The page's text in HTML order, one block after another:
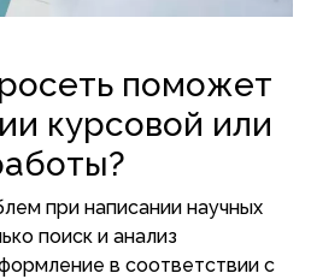
поможет
курсовой или
при написании научных
поиск и анализ
в соответствии с